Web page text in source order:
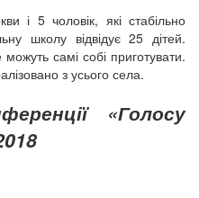
і 5 чоловік, які стабільно
школу відвідує 25 дітей.
самі собі приготувати.
з усього села.
«Голосу